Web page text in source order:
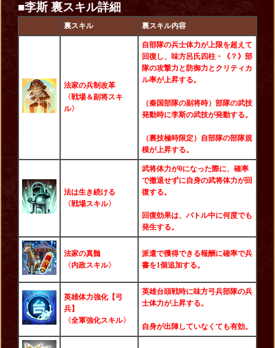
■李斯 裏スキル詳細
裏スキル 裏スキル内容
法家の兵制改革
〈戦場＆副将スキ
ル〉
自部隊の兵士体力が上限を超えて
回復し、味方呂氏四柱・《？》部
隊の攻撃力と防御力とクリティカ
ル率が上昇する。
（秦国部隊の副将時）部隊の武技
発動時に李斯の武技が発動する。
（裏技極時限定）自部隊の部隊規
模が上昇する。
法は生き続ける
〈戦場スキル〉
武将体力が0になった際に、確率
で撤退せずに自身の武将体力が回
復する。
回復効果は、バトル中に何度でも
発生する。
法家の真髄
〈内政スキル〉
派遣で獲得できる報酬に確率で兵
書を1個追加する。
英雄体力強化【弓
兵】
〈全軍強化スキル〉
英雄台頭戦時に味方弓兵部隊の兵
士体力が上昇する。
自身が出陣していなくても有効。